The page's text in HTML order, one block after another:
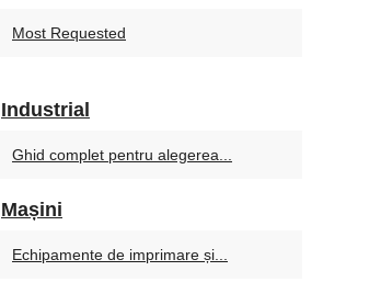
Most Requested
Industrial
Ghid complet pentru alegerea...
Mașini
Echipamente de imprimare și...